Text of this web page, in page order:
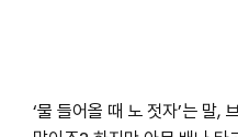
‘물 들어올 때 노 젓자’는 말,